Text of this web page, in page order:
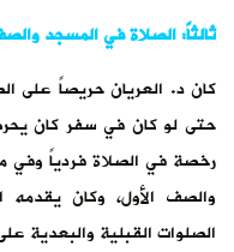
ثالثاً: الصلاة في المسجد
كان د. العريان حريصاً على
حتى لو كان في سفر كان
رخصة في الصلاة فردياً
والصف الأول، وكان يقدمه
الصلوات القبلية والبعدية